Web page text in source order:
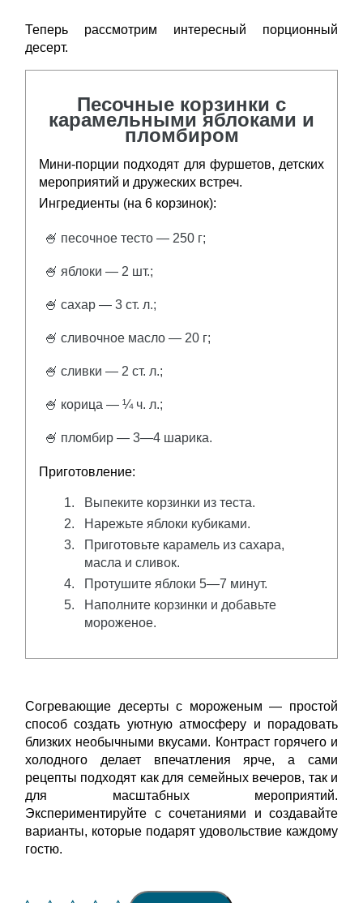
Теперь рассмотрим интересный порционный
десерт.
Песочные корзинки с
карамельными яблоками и
пломбиром
Мини-порции подходят для фуршетов, детских
мероприятий и дружеских встреч.
Ингредиенты (на 6 корзинок):
🍧 песочное тесто — 250 г;
🍧 яблоки — 2 шт.;
🍧 сахар — 3 ст. л.;
🍧 сливочное масло — 20 г;
🍧 сливки — 2 ст. л.;
🍧 корица — ¼ ч. л.;
🍧 пломбир — 3—4 шарика.
Приготовление:
Выпеките корзинки из теста.
Нарежьте яблоки кубиками.
Приготовьте карамель из сахара,
масла и сливок.
Протушите яблоки 5—7 минут.
Наполните корзинки и добавьте
мороженое.
Согревающие десерты с мороженым — простой
способ создать уютную атмосферу и порадовать
близких необычными вкусами. Контраст горячего и
холодного делает впечатления ярче, а сами
рецепты подходят как для семейных вечеров, так и
для масштабных мероприятий.
Экспериментируйте с сочетаниями и создавайте
варианты, которые подарят удовольствие каждому
гостю.